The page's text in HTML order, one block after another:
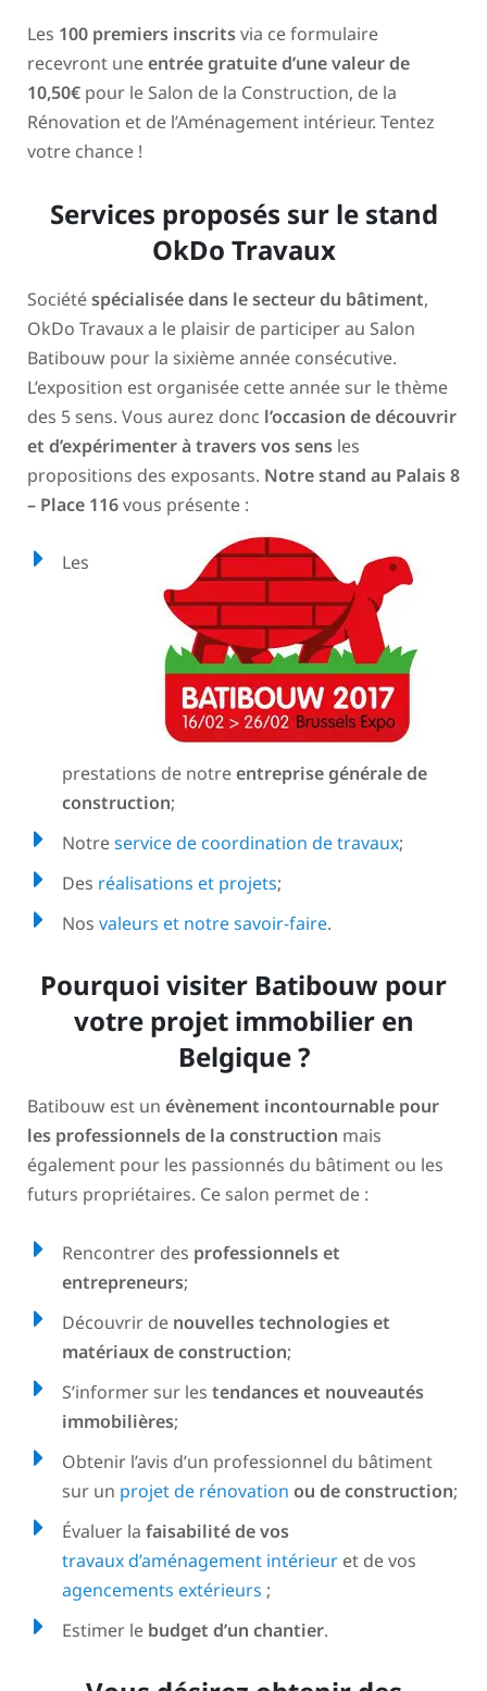
Les 100 premiers inscritsvia ce formulaire
recevront uneentrée gratuite d’une valeur de
10,50€ pour le Salon de la Construction, de la
Rénovation et de l’Aménagement intérieur. Tentez
votre chance !
Services proposés sur le stand
OkDo Travaux
Sociétéspécialisée dans le secteur du bâtiment,
OkDo Travaux a le plaisir de participer au Salon
Batibouw pour la sixième année consécutive.
L’exposition est organisée cette année sur le thème
des 5 sens. Vous aurez donc l’occasion de découvrir
et d’expérimenter à travers vos sens les
propositions des exposants. Notre stand au Palais 8
– Place 116vous présente :
Les
prestations de notreentreprise générale de
construction;
Notreservice de coordination de travaux;
Des réalisations et projets;
Nos valeurs et notre savoir-faire.
Pourquoi visiter Batibouw pour
votre projet immobilier en
Belgique ?
Batibouw est un évènement incontournable pour
les professionnels de la construction mais
également pour les passionnés du bâtiment ou les
futurs propriétaires. Ce salon permet de :
Rencontrer des professionnels et
entrepreneurs;
Découvrir de nouvelles technologies et
matériaux de construction;
S’informer sur les tendances et nouveautés
immobilières;
Obtenir l’avis d’un professionnel du bâtiment
sur un projet de rénovation ou de construction;
Évaluer la faisabilité de vos
travauxd’aménagement intérieur et de vos
agencements extérieurs ;
Estimer le budget d’un chantier.